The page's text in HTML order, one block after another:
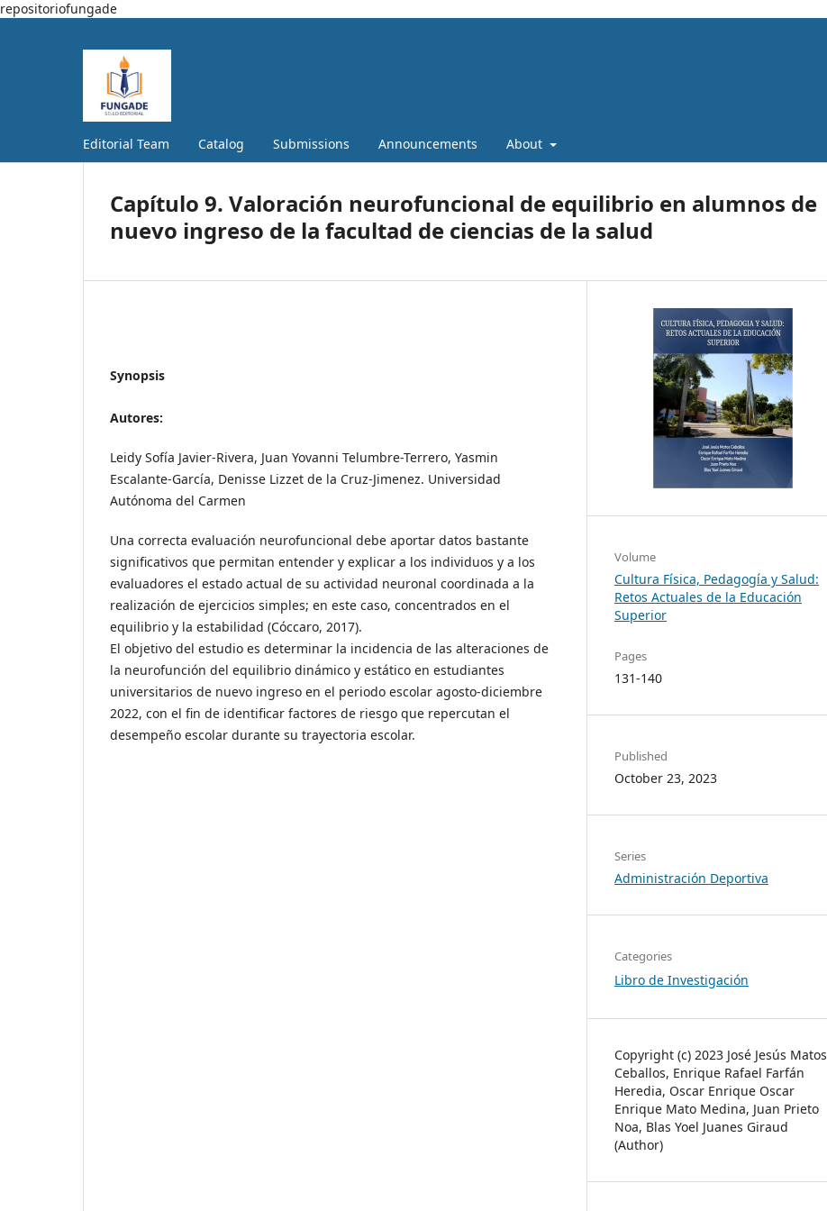
repositoriofungade
Editorial Team Catalog Submissions Announcements About
Capítulo 9. Valoración neurofuncional de equilibrio en alumnos de
nuevo ingreso de la facultad de ciencias de la salud
Synopsis
Autores:
Leidy Sofía Javier-Rivera, Juan Yovanni Telumbre-Terrero, Yasmin
Escalante-García, Denisse Lizzet de la Cruz-Jimenez. Universidad
Autónoma del Carmen
Una correcta evaluación neurofuncional debe aportar datos bastante
significativos que permitan entender y explicar a los individuos y a los
evaluadores el estado actual de su actividad neuronal coordinada a la
realización de ejercicios simples; en este caso, concentrados en el
equilibrio y la estabilidad (Cóccaro, 2017).
El objetivo del estudio es determinar la incidencia de las alteraciones de
la neurofunción del equilibrio dinámico y estático en estudiantes
universitarios de nuevo ingreso en el periodo escolar agosto-diciembre
2022, con el fin de identificar factores de riesgo que repercutan el
desempeño escolar durante su trayectoria escolar.
Volume
Cultura Física, Pedagogía y Salud:
Retos Actuales de la Educación
Superior
Pages
131-140
Published
October 23, 2023
Series
Administración Deportiva
Categories
Libro de Investigación
Copyright (c) 2023 José Jesús Matos
Ceballos, Enrique Rafael Farfán
Heredia, Oscar Enrique Oscar
Enrique Mato Medina, Juan Prieto
Noa, Blas Yoel Juanes Giraud
(Author)